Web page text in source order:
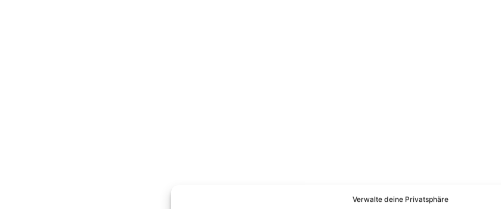
Verwalte deine Privatsphäre